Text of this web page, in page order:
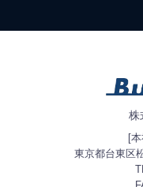
株
[
東京都台東区